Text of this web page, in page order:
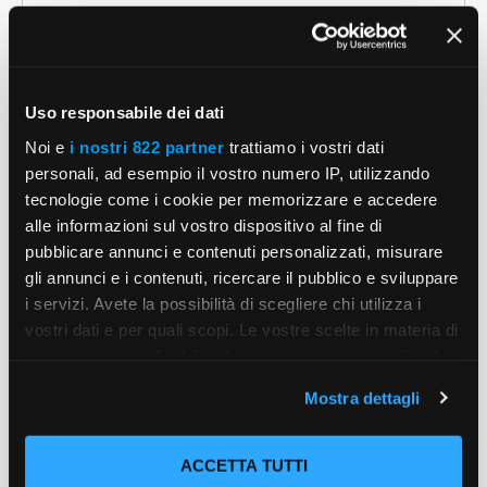
Uso responsabile dei dati
Noi e i nostri 822 partner trattiamo i vostri dati
personali, ad esempio il vostro numero IP, utilizzando
tecnologie come i cookie per memorizzare e accedere
alle informazioni sul vostro dispositivo al fine di
pubblicare annunci e contenuti personalizzati, misurare
gli annunci e i contenuti, ricercare il pubblico e sviluppare
i servizi. Avete la possibilità di scegliere chi utilizza i
vostri dati e per quali scopi. Le vostre scelte in materia di
modificare o revocare il proprio consenso in qualsiasi
momento dalla Dichiarazione sui cookie o facendo clic
sull'icona di attivazione della privacy.
Mostra dettagli
ACCETTA TUTTI
Nome
Email
Sito
web
Salva il mio nome, email e sito web in questo
browser per la prossima volta che commento.